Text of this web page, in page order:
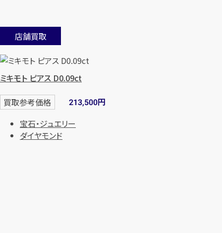
店舗買取
ミキモト ピアス D0.09ct
買取参考価格 213,500円
宝石・ジュエリー
ダイヤモンド